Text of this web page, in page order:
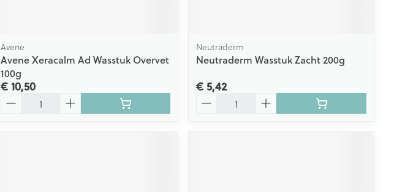
Avene
Avene Xeracalm Ad Wasstuk Overvet
100g
€ 10,50
Neutraderm
Neutraderm Wasstuk Zacht 200g
€ 5,42